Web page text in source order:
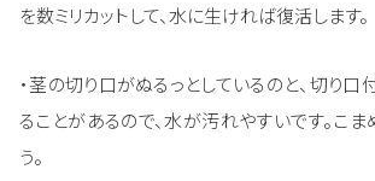
を数ミリカットして、水に生ければ復活します。
・茎の切り口がぬるっとしているのと、切り
ることがあるので、水が汚れやすいです。こ
う。